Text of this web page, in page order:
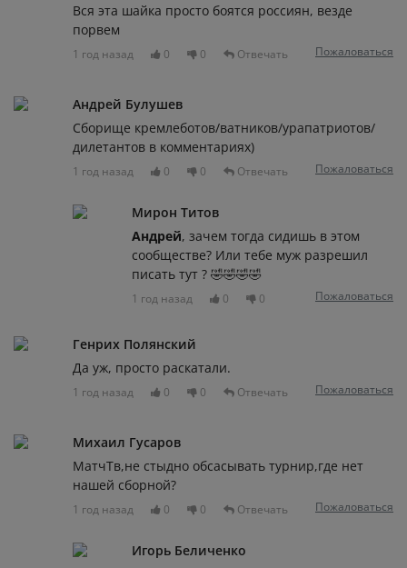
Вся эта шайка просто боятся россиян, везде
порвем
1 год назад 0 0 Отвечать Пожаловаться
Андрей Булушев
Сборище кремлеботов/ватников/урапатриотов/
дилетантов в комментариях)
1 год назад 0 0 Отвечать Пожаловаться
Мирон Титов
Андрей, зачем тогда сидишь в этом
сообществе? Или тебе муж разрешил
писать тут ? 🤣🤣🤣🤣
1 год назад 0 0 Пожаловаться
Генрих Полянский
Да уж, просто раскатали.
1 год назад 0 0 Отвечать Пожаловаться
Михаил Гусаров
МатчТв,не стыдно обсасывать турнир,где нет
нашей сборной?
1 год назад 0 0 Отвечать Пожаловаться
Игорь Беличенко